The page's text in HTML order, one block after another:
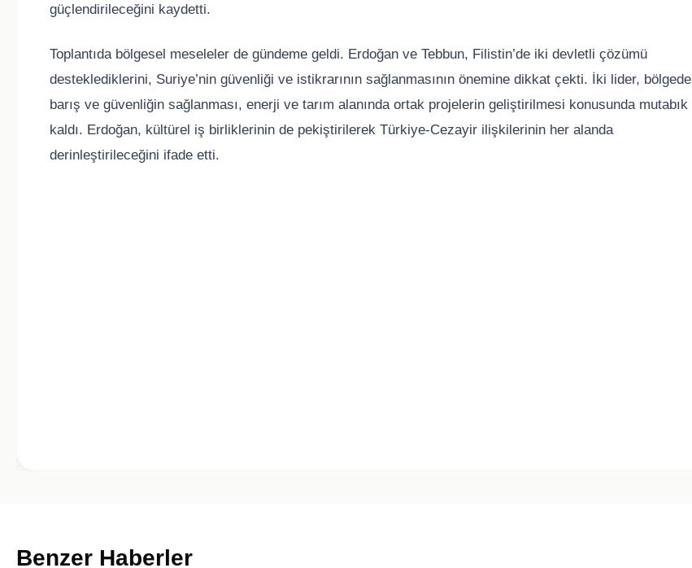
güçlendirileceğini kaydetti.
Toplantıda bölgesel meseleler de gündeme geldi. Erdoğan ve Tebbun, Filistin’de iki devletli çözümü
desteklediklerini, Suriye’nin güvenliği ve istikrarının sağlanmasının önemine dikkat çekti. İki lider, bölgede
barış ve güvenliğin sağlanması, enerji ve tarım alanında ortak projelerin geliştirilmesi konusunda mutabık
kaldı. Erdoğan, kültürel iş birliklerinin de pekiştirilerek Türkiye-Cezayir ilişkilerinin her alanda
derinleştirileceğini ifade etti.
Benzer Haberler